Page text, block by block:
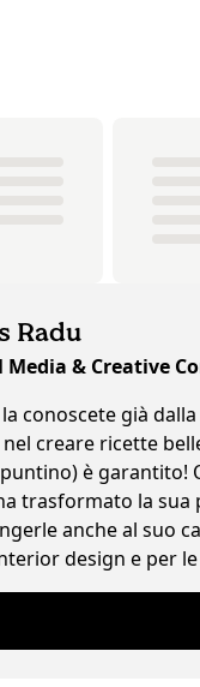
Radu
Media & Creative
la conoscete già
creare ricette
è garantito!
trasformato la
anche al suo
design e per